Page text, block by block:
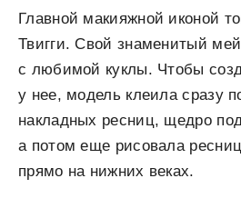
Главной макияжной иконой
Твигги. Свой знаменитый
с любимой куклы. Чтобы
у нее, модель клеила сразу
накладных ресниц, щедро
а потом еще рисовала
прямо на нижних веках.